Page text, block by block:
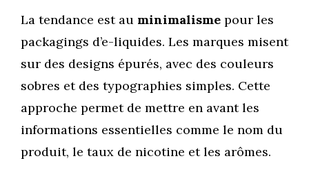
La tendance est au minimalisme pour les
packagings d’e-liquides. Les marques misent
sur des designs épurés, avec des couleurs
sobres et des typographies simples. Cette
approche permet de mettre en avant les
informations essentielles comme le nom du
produit, le taux de nicotine et les arômes.